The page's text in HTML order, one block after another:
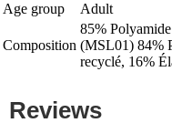
Age group
Adult
Composition
85%
(MSL01) 84%
recyclé, 16%